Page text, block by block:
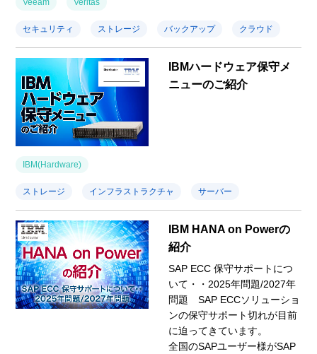
セキュリティ ストレージ バックアップ クラウド
IBMハードウェア保守メ
ニューのご紹介
IBM(Hardware)
ストレージ インフラストラクチャ サーバー
IBM HANA on Powerの
紹介
SAP ECC 保守サポートにつ
いて・・2025年問題/2027年
問題 SAP ECCソリューショ
ンの保守サポート切れが目前
に迫ってきています。
全国のSAPユーザー様がSAP